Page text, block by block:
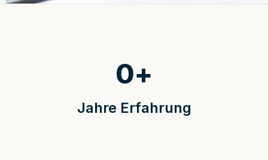
Jahre Erfahrung
0+